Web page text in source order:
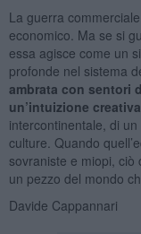
La guerra
economico. Ma se si
essa agisce come un
profonde nel sistema
ambrata con sentori
un’intuizione creativa
intercontinentale, di
culture. Quando
sovraniste e miopi, ciò
un pezzo del mondo
Davide Cappannari